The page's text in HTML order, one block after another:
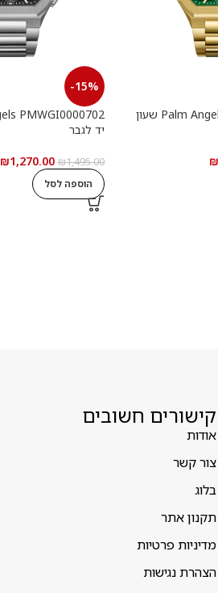
Palm Angels PMWGI0000703 שעון
₪
-15%
יד לגבר
₪1,495.00
₪1,270.00
הוספה לסל
קישורים חשובים
אודות
צור קשר
בלוג
תקנון אתר
מדיניות פרטיות
הצהרת נגישות